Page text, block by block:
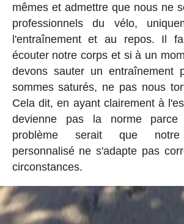
mêmes et admettre que nous ne
professionnels du vélo,
l'entraînement et au repos. Il
écouter notre corps et si à un
devons sauter un entraînement
sommes saturés, ne pas nous
Cela dit, en ayant clairement à
devienne pas la norme
problème serait que notre
personnalisé ne s'adapte pas
circonstances.